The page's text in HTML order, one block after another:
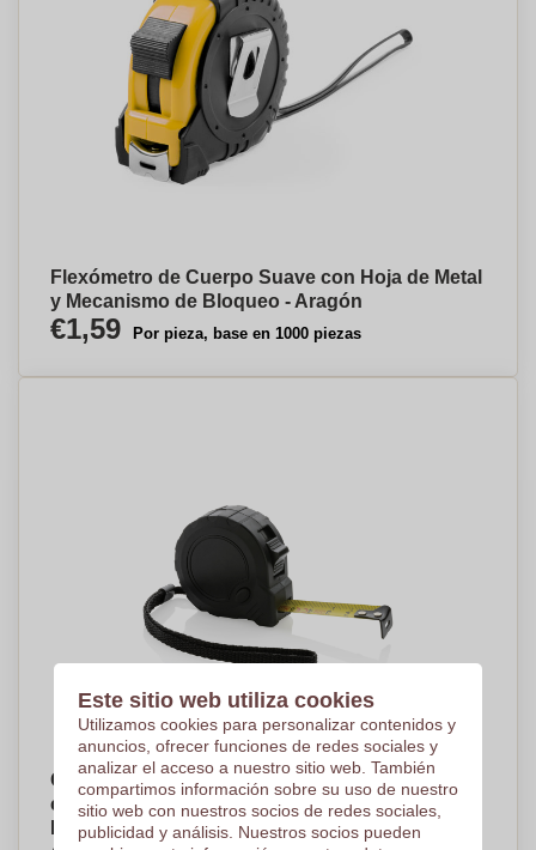
Flexómetro de Cuerpo Suave con Hoja de Metal
y Mecanismo de Bloqueo - Aragón
€1,59 Por pieza, base en 1000 piezas
Cinta métrica reciclada de ABS de 3 metros
certificada por RCS con agarre de goma TRP -
Membrilla
Este sitio web utiliza cookies
Utilizamos cookies para personalizar contenidos y
anuncios, ofrecer funciones de redes sociales y
analizar el acceso a nuestro sitio web. También
compartimos información sobre su uso de nuestro
sitio web con nuestros socios de redes sociales,
publicidad y análisis. Nuestros socios pueden